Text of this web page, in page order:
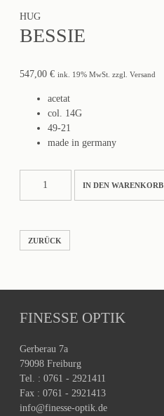
HUG
BESSIE
547,00 € ink. 19% MwSt. zzgl. Versand
acetat
col. 14G
49-21
made in germany
IN DEN WARENKORB
ZURÜCK
FINESSE OPTIK
Gerberau 7a
79098 Freiburg
Tel. : 0761 - 2921411
Fax : 0761 - 2921413
info@finesse-optik.de